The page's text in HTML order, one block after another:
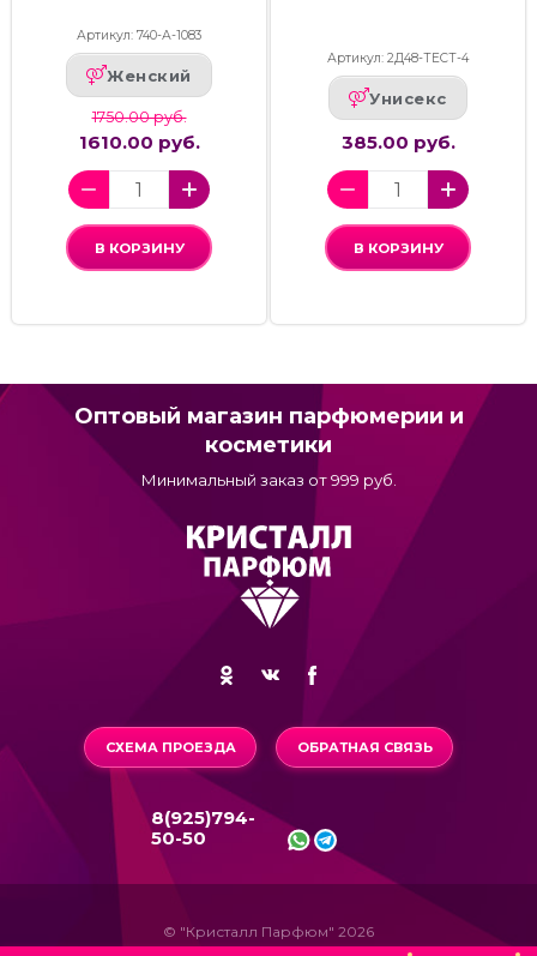
Артикул: 740-А-1083
Женский
1750.00 руб.
1610.00 руб.
В КОРЗИНУ
Артикул: 2Д48-ТЕСТ-4
Унисекс
385.00 руб.
В КОРЗИНУ
Оптовый магазин парфюмерии и
косметики
Минимальный заказ от 999 руб.
СХЕМА ПРОЕЗДА ОБРАТНАЯ СВЯЗЬ
8(925)794-
50-50
© "Кристалл Парфюм" 2026